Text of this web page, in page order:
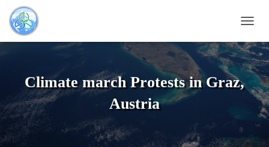
Climate march Protests in Graz,
Austria